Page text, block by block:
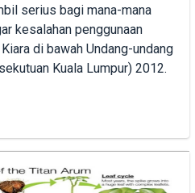
serius bagi mana-mana
kesalahan penggunaan
di bawah Undang-undang
Kuala Lumpur) 2012.